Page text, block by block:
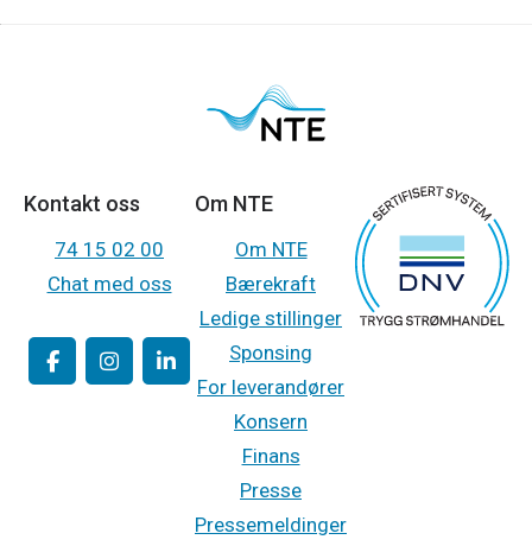
Kontakt oss
74 15 02 00
Chat med oss
Om NTE
Om NTE
Bærekraft
Ledige stillinger
Sponsing
For leverandører
Konsern
Finans
Presse
Pressemeldinger